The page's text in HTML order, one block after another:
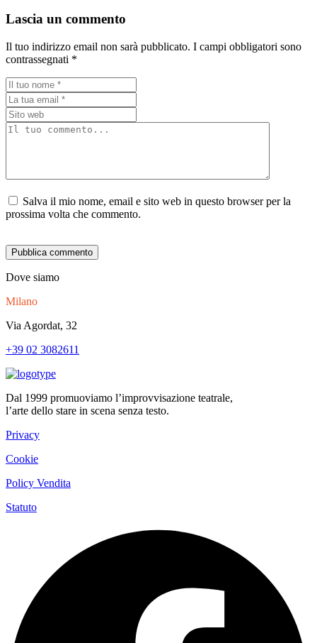
Lascia un commento
Il tuo indirizzo email non sarà pubblicato. I campi obbligatori sono
contrassegnati *
Salva il mio nome, email e sito web in questo browser per la
prossima volta che commento.
Dove siamo
Milano
Via Agordat, 32
+39 02 3082611
Dal 1999 promuoviamo l’improvvisazione teatrale,
l’arte dello stare in scena senza testo.
Privacy
Cookie
Policy Vendita
Statuto